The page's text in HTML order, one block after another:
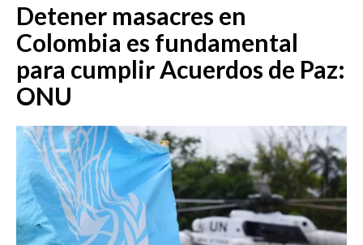
EMISIÓN 12:30 PM
EMISIÓN 7:00 PM
EMISIÓN 11:30 PM
Detener masacres en
Colombia es fundamental
para cumplir Acuerdos de Paz:
ONU